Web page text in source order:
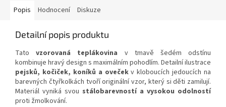
Popis Hodnocení Diskuze
Detailní popis produktu
Tatovzorovaná teplákovina v tmavě šedém odstínu
kombinuje hravý design s maximálním pohodlím. Detailní ilustrace
pejsků, kočiček, koníků a ovečekv kloboucích jedoucích na
barevných čtyřkolkách tvoří originální vzor, který si děti zamilují.
Materiál vyniká svou stálobarevností a vysokou odolností
proti žmolkování.